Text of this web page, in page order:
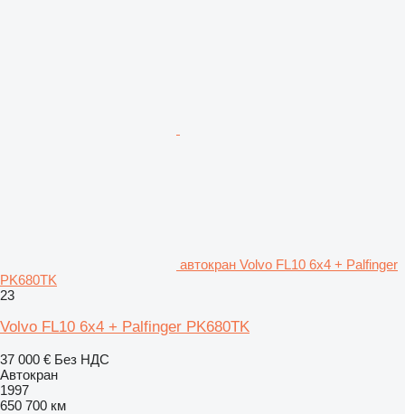
автокран Volvo FL10 6x4 + Palfinger
PK680TK
23
Volvo FL10 6x4 + Palfinger PK680TK
37 000 € Без НДС
Автокран
1997
650 700 км